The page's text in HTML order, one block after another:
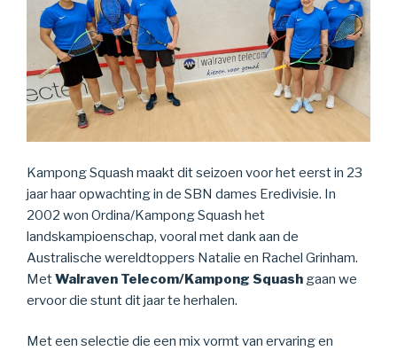
Kampong Squash maakt dit seizoen voor het eerst in 23
jaar haar opwachting in de SBN dames Eredivisie. In
2002 won Ordina/Kampong Squash het
landskampioenschap, vooral met dank aan de
Australische wereldtoppers Natalie en Rachel Grinham.
MetWalraven Telecom/Kampong Squash gaan we
ervoor die stunt dit jaar te herhalen.
Met een selectie die een mix vormt van ervaring en